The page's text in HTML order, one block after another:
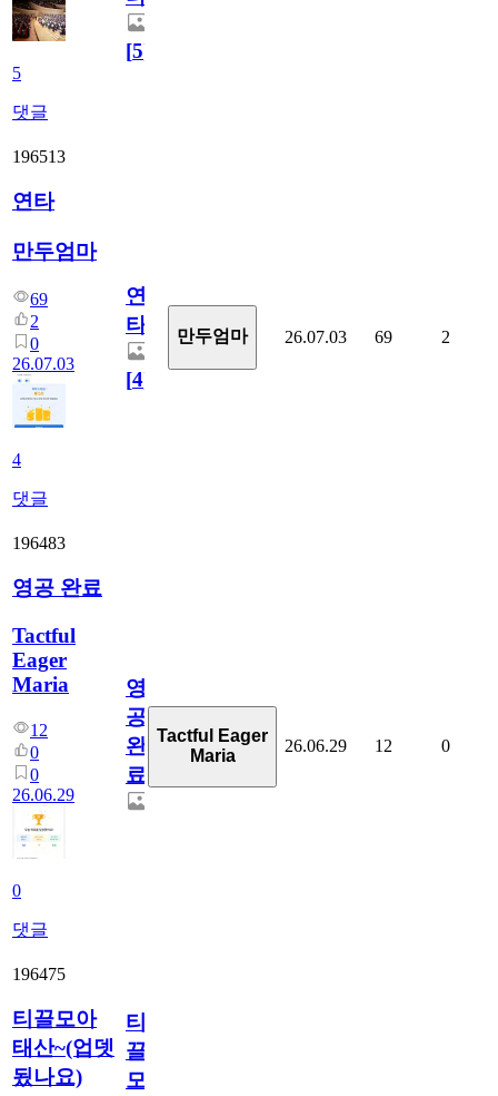
5
댓글
[5]
196513
연타
만두엄마
69
2
0
26.07.03
4
댓글
연
타
[4]
만두엄마 26.07.03 69 2
196483
영공 완료
Tactful
Eager
Maria
12
0
0
26.06.29
0
댓글
영
공
완
료
Tactful Eager
Maria
26.06.29 12 0
196475
티끌모아
태산~(업뎃
됬나요)
티
끌
모